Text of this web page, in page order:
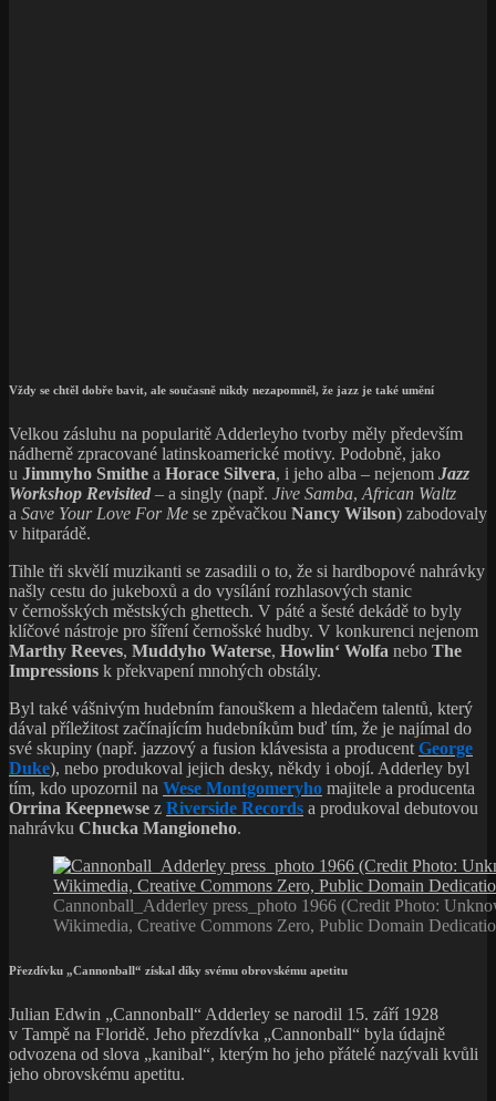
Vždy se chtěl dobře bavit, ale současně nikdy nezapomněl, že jazz je také umění
Velkou zásluhu na popularitě Adderleyho tvorby měly především
nádherně zpracované latinskoamerické motivy. Podobně, jako
u Jimmyho Smithe a Horace Silvera, i jeho alba – nejenom Jazz
Workshop Revisited – a singly (např. Jive Samba, African Waltz
a Save Your Love For Me se zpěvačkou Nancy Wilson) zabodovaly
v hitparádě.
Tihle tři skvělí muzikanti se zasadili o to, že si hardbopové nahrávky
našly cestu do jukeboxů a do vysílání rozhlasových stanic
v černošských městských ghettech. V páté a šesté dekádě to byly
klíčové nástroje pro šíření černošské hudby. V konkurenci nejenom
Marthy Reeves, Muddyho Waterse, Howlin‘ Wolfa nebo The
Impressions k překvapení mnohých obstály.
Byl také vášnivým hudebním fanouškem a hledačem talentů, který
dával příležitost začínajícím hudebníkům buď tím, že je najímal do
své skupiny (např. jazzový a fusion klávesista a producent George
Duke), nebo produkoval jejich desky, někdy i obojí. Adderley byl
tím, kdo upozornil na Wese Montgomeryho majitele a producenta
Orrina Keepnewse z Riverside Records a produkoval debutovou
nahrávku Chucka Mangioneho.
Cannonball_Adderley press_photo 1966 (Credit Photo:
Wikimedia, Creative Commons Zero, Public Domain
Přezdívku „Cannonball“ získal díky svému obrovskému apetitu
Julian Edwin „Cannonball“ Adderley se narodil 15. září 1928
v Tampě na Floridě. Jeho přezdívka „Cannonball“ byla údajně
odvozena od slova „kanibal“, kterým ho jeho přátelé nazývali kvůli
jeho obrovskému apetitu.